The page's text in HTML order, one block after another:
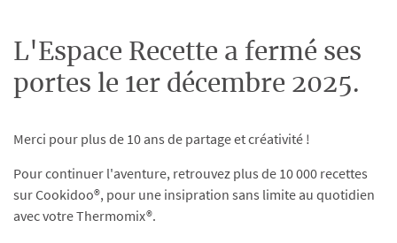
L'Espace Recette a fermé ses
portes le 1er décembre 2025.
Merci pour plus de 10 ans de partage et créativité !
Pour continuer l'aventure, retrouvez plus de 10 000 recettes
sur Cookidoo®, pour une insipration sans limite au quotidien
avec votre Thermomix®.